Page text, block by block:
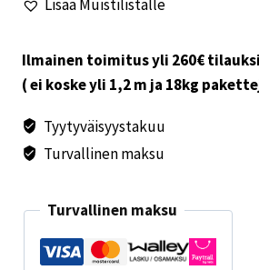
Lisää Muistilistalle
Ilmainen toimitus yli 260€
( ei koske yli 1,2 m ja 18kg
Tyytyväisyystakuu
Turvallinen maksu
Turvallinen maksu